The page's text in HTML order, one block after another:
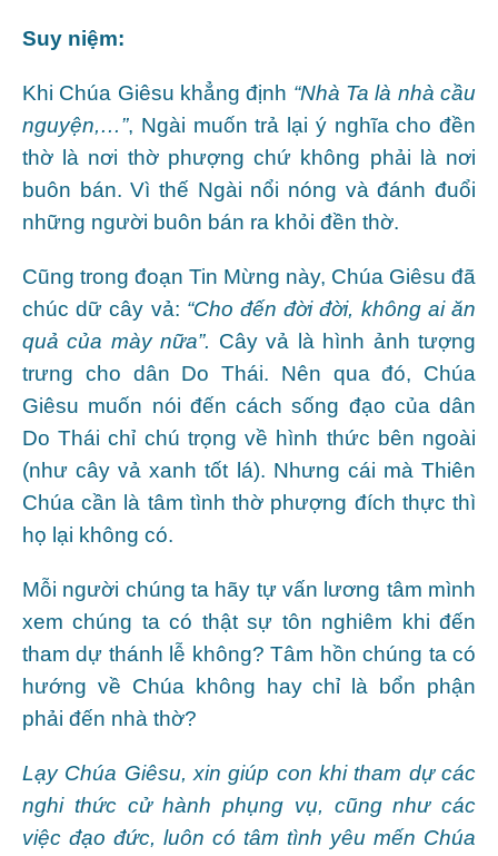
Suy niệm:
Khi Chúa Giêsu khẳng định “Nhà Ta là nhà cầu
nguyện,…”, Ngài muốn trả lại ý nghĩa cho đền
thờ là nơi thờ phượng chứ không phải là nơi
buôn bán. Vì thế Ngài nổi nóng và đánh đuổi
những người buôn bán ra khỏi đền thờ.
Cũng trong đoạn Tin Mừng này, Chúa Giêsu đã
chúc dữ cây vả: “Cho đến đời đời, không ai ăn
quả của mày nữa”. Cây vả là hình ảnh tượng
trưng cho dân Do Thái. Nên qua đó, Chúa
Giêsu muốn nói đến cách sống đạo của dân
Do Thái chỉ chú trọng về hình thức bên ngoài
(như cây vả xanh tốt lá). Nhưng cái mà Thiên
Chúa cần là tâm tình thờ phượng đích thực thì
họ lại không có.
Mỗi người chúng ta hãy tự vấn lương tâm mình
xem chúng ta có thật sự tôn nghiêm khi đến
tham dự thánh lễ không? Tâm hồn chúng ta có
hướng về Chúa không hay chỉ là bổn phận
phải đến nhà thờ?
Lạy Chúa Giêsu, xin giúp con khi tham dự các
nghi thức cử hành phụng vụ, cũng như các
việc đạo đức, luôn có tâm tình yêu mến Chúa